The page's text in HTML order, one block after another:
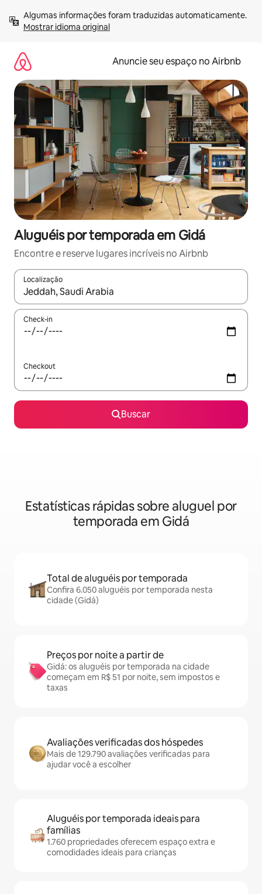
para
Mostrar idioma original
Anuncie seu espaço no Airbnb
Aluguéis por temporada em Gidá
Encontre e reserve lugares incríveis no Airbnb
Localização
Quando os resultados estiverem disponíveis, explore-os
Check-in
Checkout
Buscar
Estatísticas rápidas sobre aluguel por
temporada em Gidá
Total de aluguéis por temporada
Confira 6.050 aluguéis por temporada nesta
cidade (Gidá)
Preços por noite a partir de
Gidá: os aluguéis por temporada na cidade
começam em R$ 51 por noite, sem impostos e
taxas
Avaliações verificadas dos hóspedes
Mais de 129.790 avaliações verificadas para
ajudar você a escolher
Aluguéis por temporada ideais para
famílias
1.760 propriedades oferecem espaço extra e
comodidades ideais para crianças